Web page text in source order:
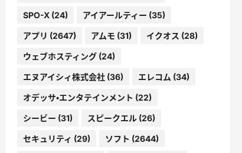
SPO-X(24) アイアールティー (35)
アプリ (2647) アムモ (31) イクオス (28)
ウェブホスティング(24)
エヌアイシィ株式会社(36) エレコム (34)
オデッサ・エンタテインメント (22)
シービー (31) スピークエル(26)
セキュリティ (29) ソフト (2644)